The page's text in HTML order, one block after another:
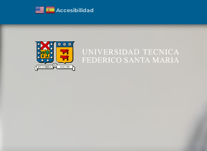
Accesibilidad